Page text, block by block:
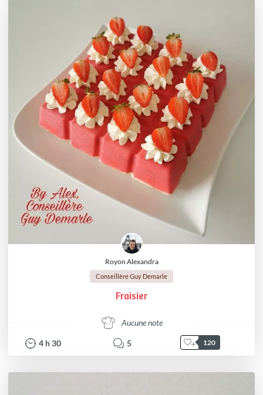
Royon Alexandra
Conseillère Guy Demarle
Fraisier
Aucune note
4 h30 5 120